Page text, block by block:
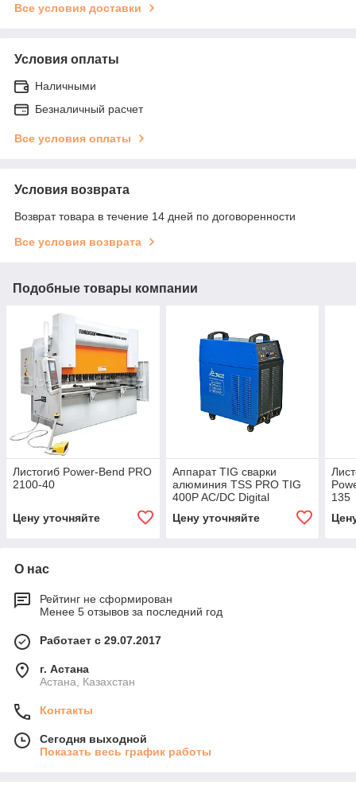
Все условия доставки
Условия оплаты
Наличными
Безналичный расчет
Все условия оплаты
Условия возврата
Возврат товара в течение 14 дней по договоренности
Все условия возврата
Подобные товары компании
Листогиб Power-Bend PRO
2100-40
Цену уточняйте
Аппарат TIG сварки
алюминия TSS PRO TIG
400P AC/DC Digital
Цену уточняйте
135
О нас
Рейтинг не сформирован
Менее 5 отзывов за последний год
Работает с 29.07.2017
г. Астана
Астана, Казахстан
Контакты
Сегодня выходной
Показать весь график работы